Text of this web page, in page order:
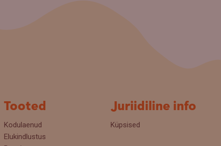
Tooted
Kodulaenud
Elukindlustus
Juriidiline info
Küpsised